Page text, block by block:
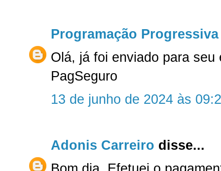
Programação Progressiva
Olá, já foi enviado para seu
PagSeguro
13 de junho de 2024 às
Adonis Carreiro disse...